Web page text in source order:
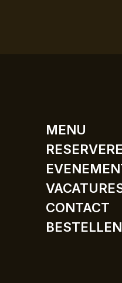
MENU
CONTACT
BESTELLEN